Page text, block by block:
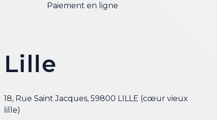
Paiement en ligne
Lille
18, Rue Saint Jacques, 59800 LILLE (cœur vieux
lille)